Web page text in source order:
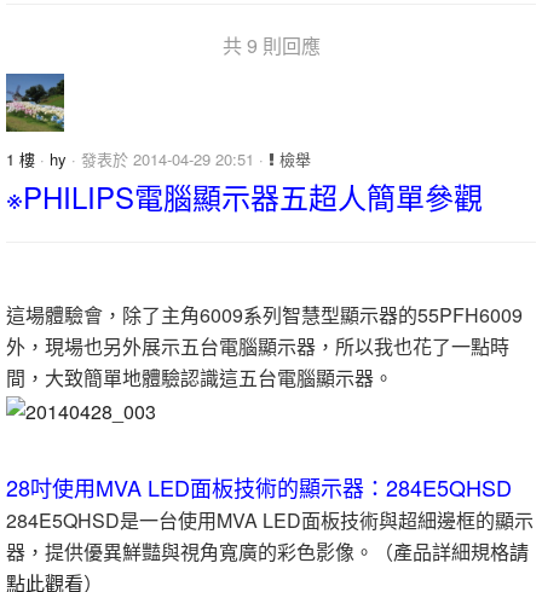
共 9 則回應
1 樓 · hy · 發表於 2014-04-29 20:51 · 檢舉
※PHILIPS電腦顯示器五超人簡單參觀
這場體驗會，除了主角6009系列智慧型顯示器的55PFH6009
外，現場也另外展示五台電腦顯示器，所以我也花了一點時
間，大致簡單地體驗認識這五台電腦顯示器。
28吋使用MVA LED面板技術的顯示器：284E5QHSD
284E5QHSD是一台使用MVA LED面板技術與超細邊框的顯示
器，提供優異鮮豔與視角寬廣的彩色影像。（產品詳細規格請
點此觀看）